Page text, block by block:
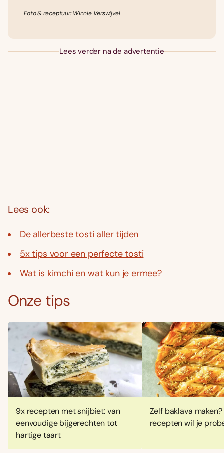
Foto & receptuur: Winnie Verswijvel
Lees verder na de advertentie
Lees ook:
De allerbeste tosti aller tijden
5x tips voor een perfecte tosti
Wat is kimchi en wat kun je ermee?
Onze tips
9x recepten met snijbiet: van
eenvoudige bijgerechten tot
hartige taart
Zelf baklava
recepten wil je